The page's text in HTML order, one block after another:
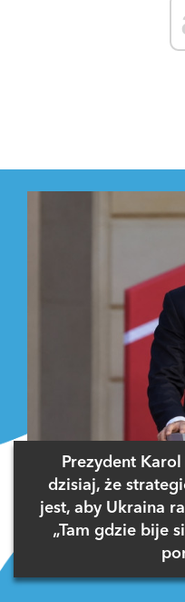
Prezydent
dzisiaj, że
jest, aby Ukraina
„Tam gdzie bije